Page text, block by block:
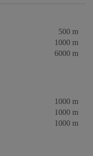
500 m
1000 m
6000 m
1000 m
1000 m
1000 m